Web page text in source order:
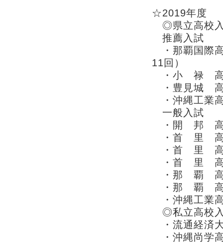
☆2019年度
◎県立高校
推薦入試
・那覇国
11回）
・小 禄
・豊見城
・沖縄工
一般入試
・開 邦 高
・首 里
・首 里
・首 里
・那 覇
・那 覇
・沖縄工
◎私立高校
・流通経済
・沖縄尚学